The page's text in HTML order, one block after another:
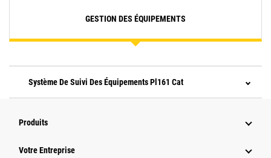
GESTION DES ÉQUIPEMENTS
Système De Suivi Des Équipements Pl161 Cat
Produits
Votre Entreprise